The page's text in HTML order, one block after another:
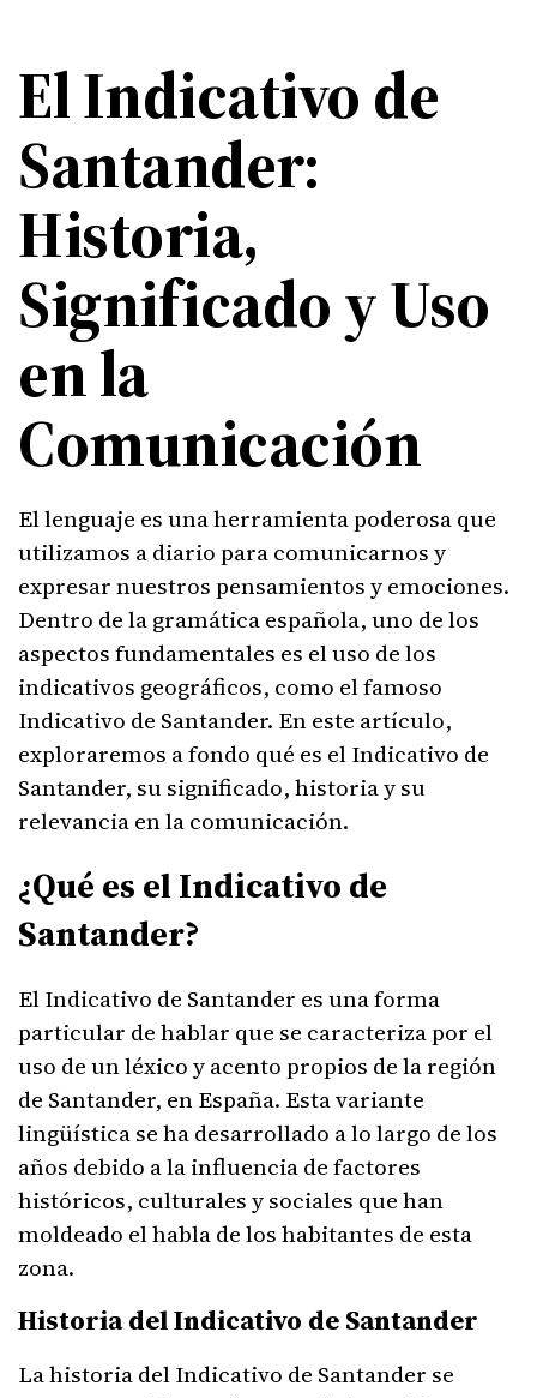
El Indicativo de
Santander:
Historia,
Significado y Uso
en la
Comunicación
El lenguaje es una herramienta poderosa que
utilizamos a diario para comunicarnos y
expresar nuestros pensamientos y emociones.
Dentro de la gramática española, uno de los
aspectos fundamentales es el uso de los
indicativos geográficos, como el famoso
Indicativo de Santander. En este artículo,
exploraremos a fondo qué es el Indicativo de
Santander, su significado, historia y su
relevancia en la comunicación.
¿Qué es el Indicativo de
Santander?
El Indicativo de Santander es una forma
particular de hablar que se caracteriza por el
uso de un léxico y acento propios de la región
de Santander, en España. Esta variante
lingüística se ha desarrollado a lo largo de los
años debido a la influencia de factores
históricos, culturales y sociales que han
moldeado el habla de los habitantes de esta
zona.
Historia del Indicativo de Santander
La historia del Indicativo de Santander se